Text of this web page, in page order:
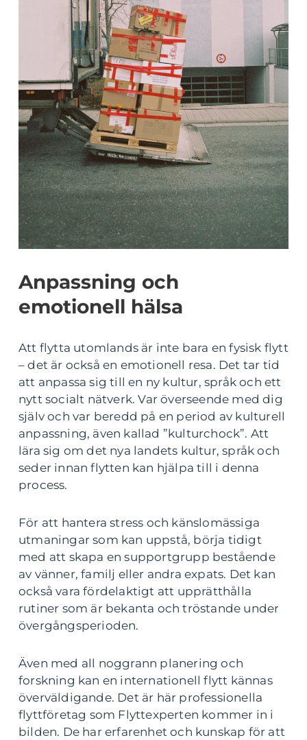
Anpassning och
emotionell hälsa
Att flytta utomlands är inte bara en fysisk flytt
– det är också en emotionell resa. Det tar tid
att anpassa sig till en ny kultur, språk och ett
nytt socialt nätverk. Var överseende med dig
själv och var beredd på en period av kulturell
anpassning, även kallad ”kulturchock”. Att
lära sig om det nya landets kultur, språk och
seder innan flytten kan hjälpa till i denna
process.
För att hantera stress och känslomässiga
utmaningar som kan uppstå, börja tidigt
med att skapa en supportgrupp bestående
av vänner, familj eller andra expats. Det kan
också vara fördelaktigt att upprätthålla
rutiner som är bekanta och tröstande under
övergångsperioden.
Även med all noggrann planering och
forskning kan en internationell flytt kännas
överväldigande. Det är här professionella
flyttföretag som Flyttexperten kommer in i
bilden. De har erfarenhet och kunskap för att